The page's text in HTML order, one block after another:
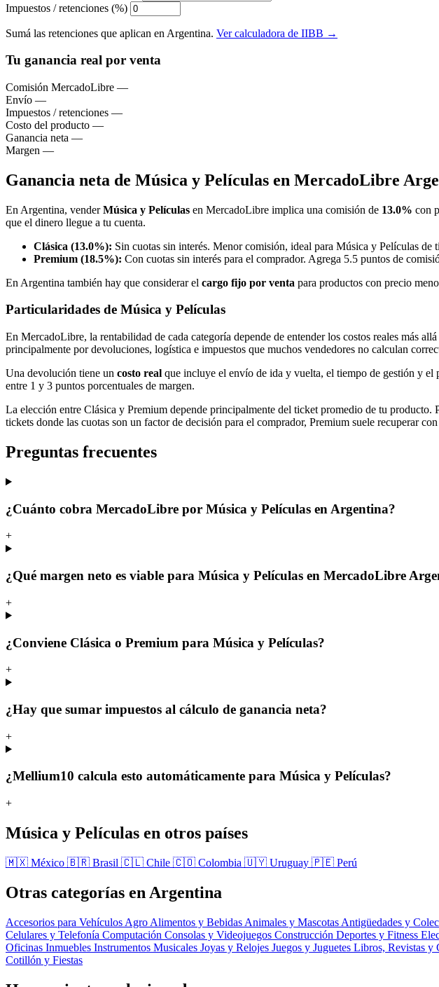
Impuestos / retenciones (%)
Sumá las retenciones que aplican en Argentina. Ver calculadora de IIBB →
Tu ganancia real por venta
Comisión MercadoLibre —
Envío —
Impuestos / retenciones —
Costo del producto —
Ganancia neta —
Margen —
Ganancia neta de Música y Películas en MercadoLibre
En Argentina, venderMúsica y Películas en MercadoLibre implica una comisión de 13.0% con
que el dinero llegue a tu cuenta.
Clásica (13.0%): Sin cuotas sin interés. Menor comisión, ideal para Música y Películas de
Premium (18.5%): Con cuotas sin interés para el comprador. Agrega 5.5 puntos de
En Argentina también hay que considerar el cargo fijo por venta para productos con precio
Particularidades de Música y Películas
En MercadoLibre, la rentabilidad de cada categoría depende de entender los costos reales más
principalmente por devoluciones, logística e impuestos que muchos vendedores no calculan
Una devolución tiene un costo real que incluye el envío de ida y vuelta, el tiempo de gestión y el
entre 1 y 3 puntos porcentuales de margen.
La elección entre Clásica y Premium depende principalmente del ticket promedio de tu
tickets donde las cuotas son un factor de decisión para el comprador, Premium suele recuperar
Preguntas frecuentes
¿Cuánto cobra MercadoLibre por Música y Películas en Argentina?
+
¿Qué margen neto es viable para Música y Películas en MercadoLibre
+
¿Conviene Clásica o Premium para Música y Películas?
+
¿Hay que sumar impuestos al cálculo de ganancia neta?
+
¿Mellium10 calcula esto automáticamente para Música y Películas?
+
Música y Películas en otros países
🇲🇽 México 🇧🇷 Brasil 🇨🇱 Chile 🇨🇴 Colombia 🇺🇾 Uruguay 🇵🇪 Perú
Otras categorías en Argentina
Accesorios para Vehículos Agro Alimentos y Bebidas Animales y Mascotas Antigüedades y
Celulares y Telefonía Computación Consolas y Videojuegos Construcción Deportes y Fitness
Oficinas Inmuebles Instrumentos Musicales Joyas y Relojes Juegos y Juguetes Libros, Revistas y
Cotillón y Fiestas